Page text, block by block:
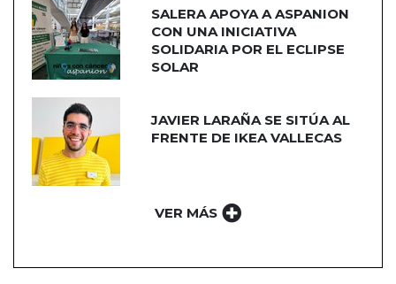
SALERA APOYA A ASPANION
CON UNA INICIATIVA
SOLIDARIA POR EL ECLIPSE
SOLAR
JAVIER LARAÑA SE SITÚA AL
FRENTE DE IKEA VALLECAS
VER MÁS